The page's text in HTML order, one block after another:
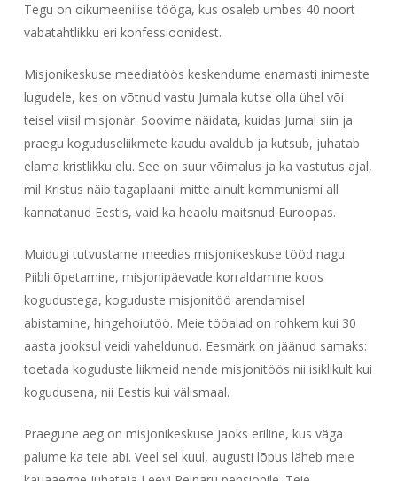
Tegu on oikumeenilise tööga, kus osaleb umbes 40 noort
vabatahtlikku eri konfessioonidest.
Misjonikeskuse meediatöös keskendume enamasti inimeste
lugudele, kes on võtnud vastu Jumala kutse olla ühel või
teisel viisil misjonär. Soovime näidata, kuidas Jumal siin ja
praegu koguduseliikmete kaudu avaldub ja kutsub, juhatab
elama kristlikku elu. See on suur võimalus ja ka vastutus ajal,
mil Kristus näib tagaplaanil mitte ainult kommunismi all
kannatanud Eestis, vaid ka heaolu maitsnud Euroopas.
Muidugi tutvustame meedias misjonikeskuse tööd nagu
Piibli õpetamine, misjonipäevade korraldamine koos
kogudustega, koguduste misjonitöö arendamisel
abistamine, hingehoiutöö. Meie tööalad on rohkem kui 30
aasta jooksul veidi vaheldunud. Eesmärk on jäänud samaks:
toetada koguduste liikmeid nende misjonitöös nii isiklikult kui
kogudusena, nii Eestis kui välismaal.
Praegune aeg on misjonikeskuse jaoks eriline, kus väga
palume ka teie abi. Veel sel kuul, augusti lõpus läheb meie